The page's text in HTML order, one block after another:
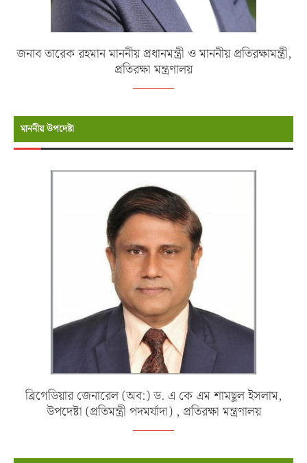
জনাব তারেক রহমান মাননীয় প্রধানমন্ত্রী ও মাননীয় প্রতিরক্ষামন্ত্রী,
প্রতিরক্ষা মন্ত্রণালয়
মাননীয় উপদেষ্টা
ব্রিগেডিয়ার জেনারেল (অব:) ড. এ কে এম শামছুল ইসলাম,
উপদেষ্টা (প্রতিমন্ত্রী পদমর্যাদা) , প্রতিরক্ষা মন্ত্রণালয়